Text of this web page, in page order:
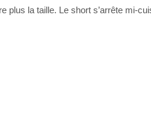
plus la taille. Le short s’arrête mi-